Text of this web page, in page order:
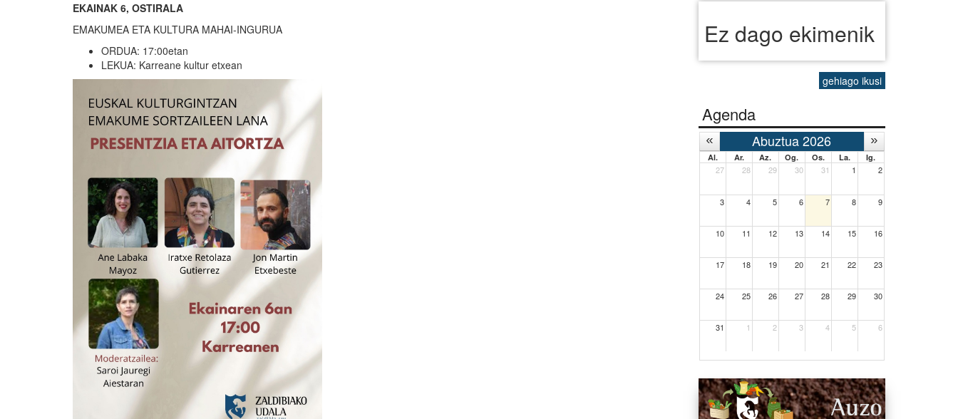
EKAINAK 6, OSTIRALA
EMAKUMEA ETA KULTURA MAHAI-INGURUA
ORDUA: 17:00etan
LEKUA: Karreane kultur etxean
Ez dago ekimenik
gehiago ikusi
Agenda
Abuztua 2026
Al. Ar. Az. Og. Os. La. Ig.
27 28 29 30 31 1 2
3 4 5 6 7 8 9
10 11 12 13 14 15 16
17 18 19 20 21 22 23
24 25 26 27 28 29 30
31 1 2 3 4 5 6